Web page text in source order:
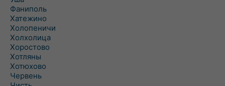
Фаниполь
Хатежино
Холопеничи
Холхолица
Хоростово
Хотляны
Хотюхово
Червень